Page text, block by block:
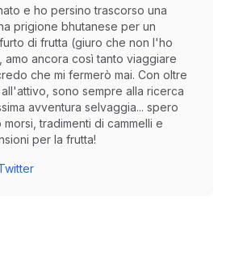
e ho persino trascorso una
prigione bhutanese per un
di frutta (giuro che non l'ho
amo ancora così tanto viaggiare
che mi fermerò mai. Con oltre
all'attivo, sono sempre alla ricerca
avventura selvaggia... spero
tradimenti di cammelli e
per la frutta!